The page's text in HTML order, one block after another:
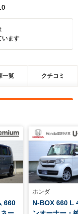
います
一覧 クチコミ
660
ホンダ
N-BOX 660 L